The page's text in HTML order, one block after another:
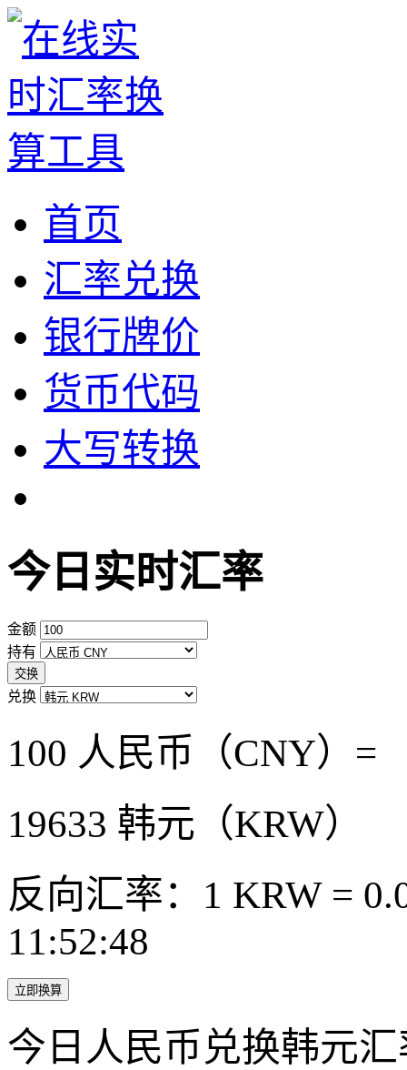
首页
汇率兑换
银行牌价
货币代码
大写转换
今日实时汇率
金额
持有
交换
兑换
100 人民币（CNY）=
19633 韩元（KRW）
反向汇率：1 KRW =
11:52:48
立即换算
今日人民币兑换韩元